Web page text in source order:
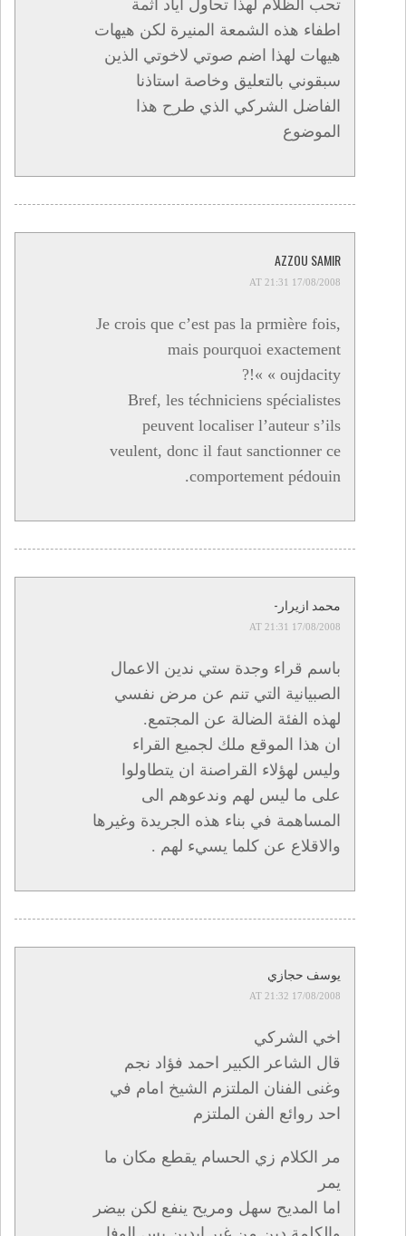
تحب الظلام لهذا تحاول اياد اثمة
اطفاء هذه الشمعة المنيرة لكن هيهات
هيهات لهذا اضم صوتي لاخوتي الذين
سبقوني بالتعليق وخاصة استاذنا
الفاضل الشركي الذي طرح هذا
الموضوع
AZZOU SAMIR
17/08/2008 AT 21:31
Je crois que c’est pas la prmière fois,
mais pourquoi exactement
« oujdacity »!?
Bref, les téchniciens spécialistes
peuvent localiser l’auteur s’ils
veulent, donc il faut sanctionner ce
comportement pédouin.
محمد ازيرار-
17/08/2008 AT 21:31
باسم قراء وجدة ستي ندين الاعمال
الصبيانية التي تنم عن مرض نفسي
لهذه الفئة الضالة عن المجتمع.
ان هذا الموقع ملك لجميع القراء
وليس لهؤلاء القراصنة ان يتطاولوا
على ما ليس لهم وندعوهم الى
المساهمة في بناء هذه الجريدة وغيرها
والاقلاع عن كلما يسيء لهم .
يوسف حجازي
17/08/2008 AT 21:32
اخي الشركي
قال الشاعر الكبير احمد فؤاد نجم
وغنى الفنان الملتزم الشيخ امام في
احد روائع الفن الملتزم
مر الكلام زي الحسام يقطع مكان ما
يمر
اما المديح سهل ومريح ينفع لكن بيضر